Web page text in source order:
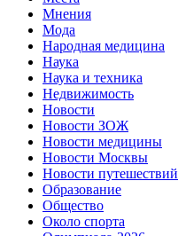
Мнения
Мода
Народная медицина
Наука
Наука и техника
Недвижимость
Новости
Новости ЗОЖ
Новости медицины
Новости Москвы
Новости путешествий
Образование
Общество
Около спорта